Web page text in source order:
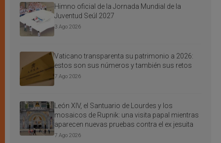
Himno oficial de la Jornada Mundial de la
Juventud Seúl 2027
3 Ago 2026
Vaticano transparenta su patrimonio a 2026:
estos son sus números y también sus retos
7 Ago 2026
León XIV, el Santuario de Lourdes y los
mosaicos de Rupnik: una visita papal mientras
aparecen nuevas pruebas contra el ex jesuita
7 Ago 2026